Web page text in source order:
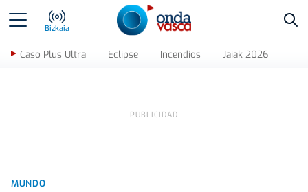
Bizkaia
Caso Plus Ultra Eclipse Incendios Jaiak 2026
MUNDO